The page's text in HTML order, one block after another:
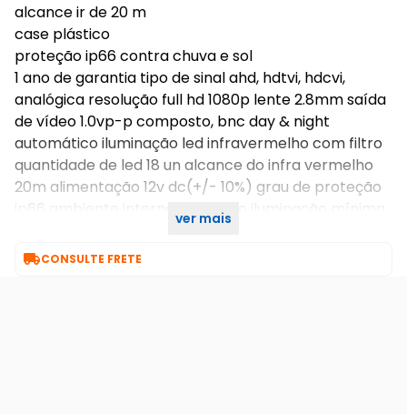
alcance ir de 20 m
case plástico
proteção ip66 contra chuva e sol
1 ano de garantia tipo de sinal ahd, hdtvi, hdcvi,
analógica resolução full hd 1080p lente 2.8mm saída
de vídeo 1.0vp-p composto, bnc day & night
automático iluminação led infravermelho com filtro
quantidade de led 18 un alcance do infra vermelho
20m alimentação 12v dc(+/- 10%) grau de proteção
ip66 ambiente interno e externo iluminação mínima
ver mais
CONSULTE FRETE